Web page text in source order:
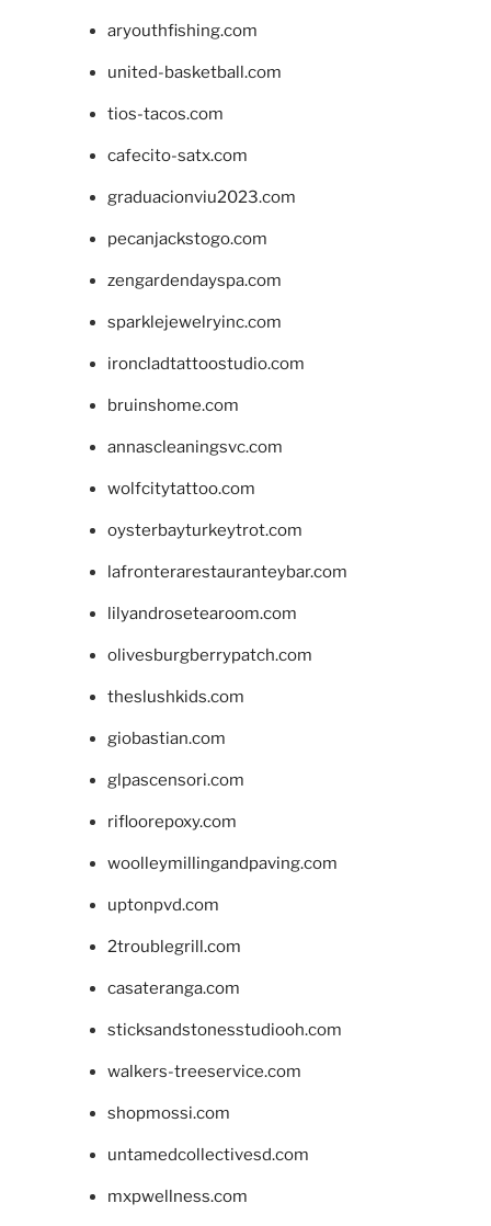
aryouthfishing.com
united-basketball.com
tios-tacos.com
cafecito-satx.com
graduacionviu2023.com
pecanjackstogo.com
zengardendayspa.com
sparklejewelryinc.com
ironcladtattoostudio.com
bruinshome.com
annascleaningsvc.com
wolfcitytattoo.com
oysterbayturkeytrot.com
lafronterarestauranteybar.com
lilyandrosetearoom.com
olivesburgberrypatch.com
theslushkids.com
giobastian.com
glpascensori.com
rifloorepoxy.com
woolleymillingandpaving.com
uptonpvd.com
2troublegrill.com
casateranga.com
sticksandstonesstudiooh.com
walkers-treeservice.com
shopmossi.com
untamedcollectivesd.com
mxpwellness.com